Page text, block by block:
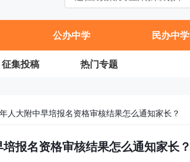
公办中学 民办中学
征集投稿 热门专题
人大附中早培报名资格审核结果怎么通知家长？
培报名资格审核结果怎么通知家长？